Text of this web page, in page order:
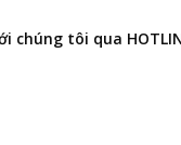
tôi qua